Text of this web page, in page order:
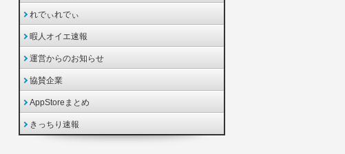
れでぃれでぃ
暇人オイエ速報
運営からのお知らせ
協賛企業
AppStoreまとめ
きっちり速報